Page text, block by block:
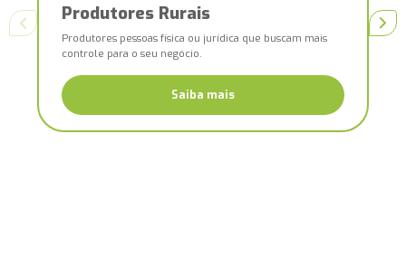
Previous slide
Produtores Rurais
Produtores pessoas física ou jurídica que buscam mais
controle para o seu negócio.
Saiba mais